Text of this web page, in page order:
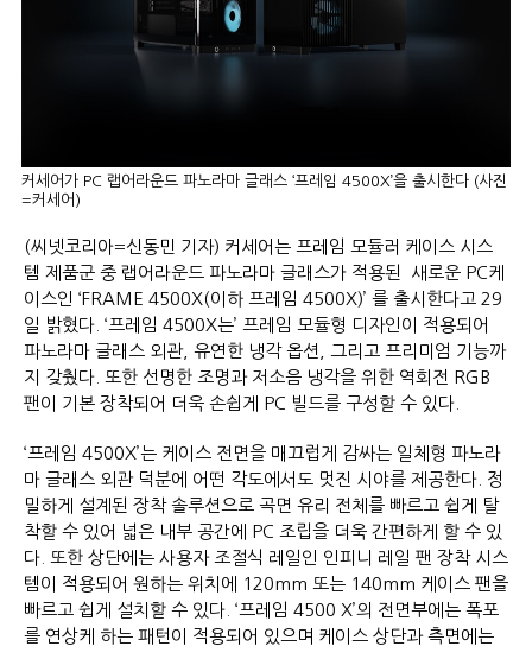
커세어가 PC 랩어라운드 파노라마 글래스 ‘프레임 4500X’을 출시한다 (사진
=커세어)
(씨넷코리아=신동민 기자) 커세어는 프레임 모듈러 케이스 시스
템 제품군 중 랩어라운드 파노라마 글래스가 적용된 새로운 PC케
이스인 ‘FRAME 4500X(이하 프레임 4500X)’ 를 출시한다고 29
일 밝혔다. ‘프레임 4500X는’ 프레임 모듈형 디자인이 적용되어
파노라마 글래스 외관, 유연한 냉각 옵션, 그리고 프리미엄 기능까
지 갖췄다. 또한 선명한 조명과 저소음 냉각을 위한 역회전 RGB
팬이 기본 장착되어 더욱 손쉽게 PC 빌드를 구성할 수 있다.
‘프레임 4500X’는 케이스 전면을 매끄럽게 감싸는 일체형 파노라
마 글래스 외관 덕분에 어떤 각도에서도 멋진 시야를 제공한다. 정
밀하게 설계된 장착 솔루션으로 곡면 유리 전체를 빠르고 쉽게 탈
착할 수 있어 넓은 내부 공간에 PC 조립을 더욱 간편하게 할 수 있
다. 또한 상단에는 사용자 조절식 레일인 인피니 레일 팬 장착 시스
템이 적용되어 원하는 위치에 120mm 또는 140mm 케이스 팬을
빠르고 쉽게 설치할 수 있다. ‘프레임 4500 X’의 전면부에는 폭포
를 연상케 하는 패턴이 적용되어 있으며 케이스 상단과 측면에는